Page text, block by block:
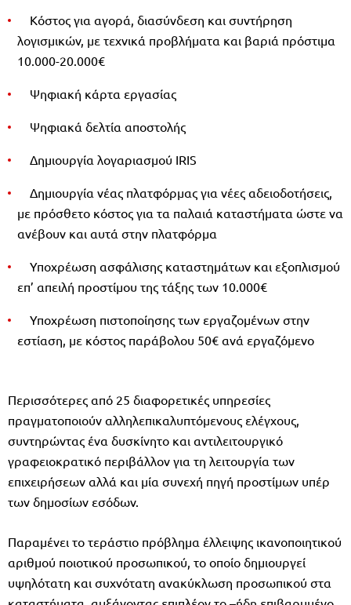
Κόστος για αγορά, διασύνδεση και συντήρηση
λογισμικών, με τεχνικά προβλήματα και βαριά πρόστιμα
10.000-20.000€
Ψηφιακή κάρτα εργασίας
Ψηφιακά δελτία αποστολής
Δημιουργία λογαριασμού IRIS
Δημιουργία νέας πλατφόρμας για νέες αδειοδοτήσεις,
με πρόσθετο κόστος για τα παλαιά καταστήματα ώστε να
ανέβουν και αυτά στην πλατφόρμα
Υποχρέωση ασφάλισης καταστημάτων και εξοπλισμού
επ’ απειλή προστίμου της τάξης των 10.000€
Υποχρέωση πιστοποίησης των εργαζομένων στην
εστίαση, με κόστος παράβολου 50€ ανά εργαζόμενο
Περισσότερες από 25 διαφορετικές υπηρεσίες
πραγματοποιούν αλληλεπικαλυπτόμενους ελέγχους,
συντηρώντας ένα δυσκίνητο και αντιλειτουργικό
γραφειοκρατικό περιβάλλον για τη λειτουργία των
επιχειρήσεων αλλά και μία συνεχή πηγή προστίμων υπέρ
των δημοσίων εσόδων.
Παραμένει το τεράστιο πρόβλημα έλλειψης ικανοποιητικού
αριθμού ποιοτικού προσωπικού, το οποίο δημιουργεί
υψηλότατη και συχνότατη ανακύκλωση προσωπικού στα